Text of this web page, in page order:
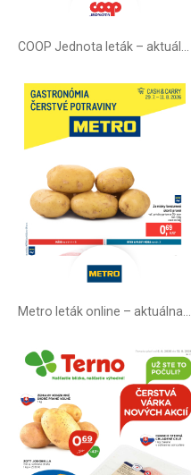
Metro leták online –⁠ aktuálna ponuka